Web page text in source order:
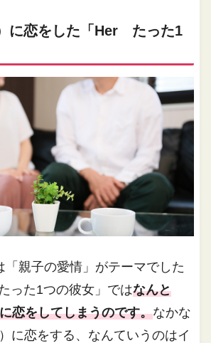
に恋をした「Her たった1
「親子の愛情」がテーマでした
った1つの彼女」ではなんと
恋をしてしまうのです。なかな
に恋をする、なんていうのはイ